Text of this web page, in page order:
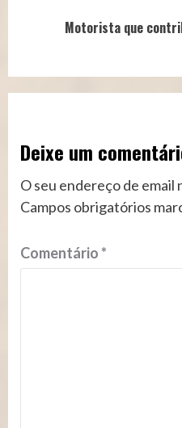
Motorista que
Deixe um
O seu endereço de email
Campos obrigatórios
Comentário*